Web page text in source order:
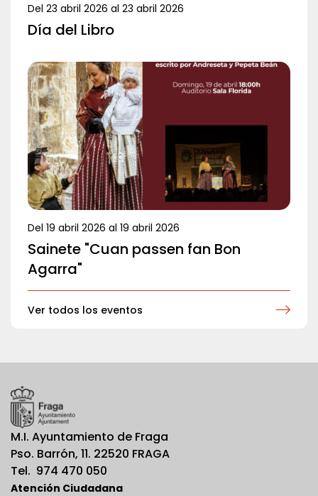
Del 23 abril 2026 al 23 abril 2026
Día del Libro
Del 19 abril 2026 al 19 abril 2026
Sainete "Cuan passen fan Bon
Agarra"
Ver todos los eventos
M.I. Ayuntamiento de Fraga
Pso. Barrón, 11. 22520 FRAGA
Tel. 974 470 050
Atención Ciudadana